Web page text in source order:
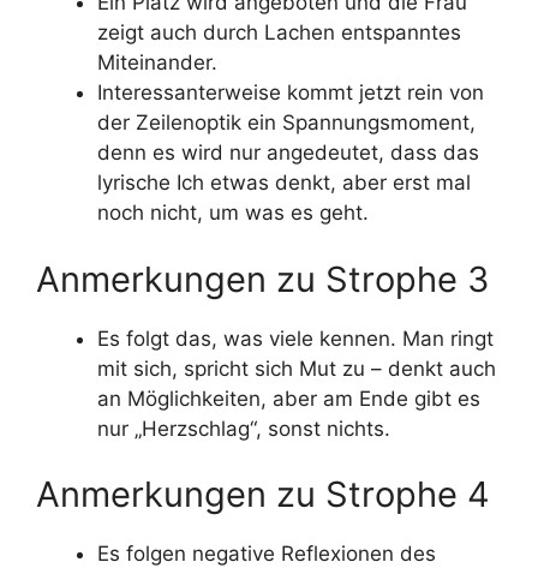
zeigt auch durch Lachen entspanntes
Miteinander.
Interessanterweise kommt jetzt rein von
der Zeilenoptik ein Spannungsmoment,
denn es wird nur angedeutet, dass das
lyrische Ich etwas denkt, aber erst mal
noch nicht, um was es geht.
Anmerkungen zu Strophe 3
Es folgt das, was viele kennen. Man ringt
mit sich, spricht sich Mut zu – denkt auch
an Möglichkeiten, aber am Ende gibt es
nur „Herzschlag“, sonst nichts.
Anmerkungen zu Strophe 4
Es folgen negative Reflexionen des